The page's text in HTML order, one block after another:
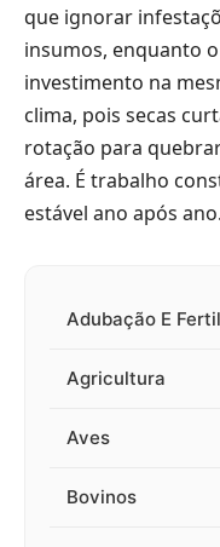
que ignorar
insumos, enquanto
investimento na
clima, pois secas
rotação para
área. É trabalho
estável ano após ano.
Adubação E
Agricultura
Aves
Bovinos